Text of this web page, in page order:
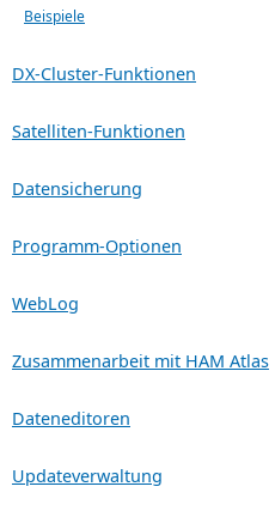
Beispiele
DX-Cluster-Funktionen
Satelliten-Funktionen
Datensicherung
Programm-Optionen
WebLog
Zusammenarbeit mit HAM Atlas
Dateneditoren
Updateverwaltung